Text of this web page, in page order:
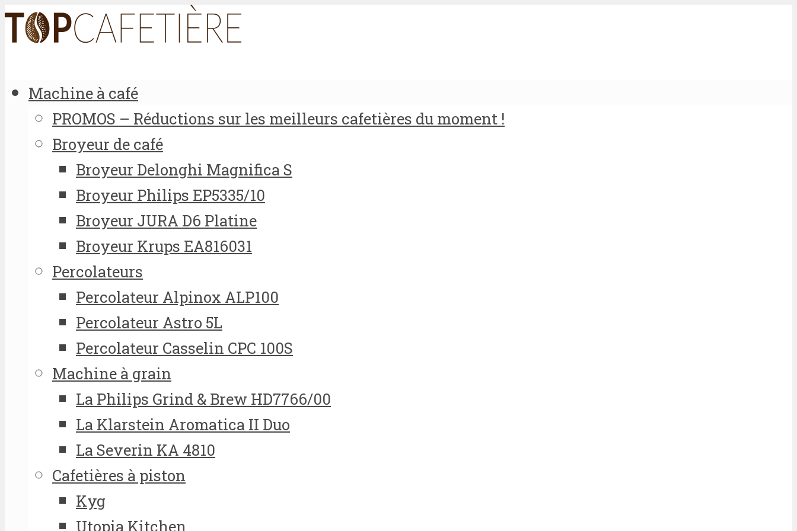
Machine à café
PROMOS – Réductions sur les meilleurs cafetières du moment !
Broyeur de café
Broyeur Delonghi Magnifica S
Broyeur Philips EP5335/10
Broyeur JURA D6 Platine
Broyeur Krups EA816031
Percolateurs
Percolateur Alpinox ALP100
Percolateur Astro 5L
Percolateur Casselin CPC 100S
Machine à grain
La Philips Grind & Brew HD7766/00
La Klarstein Aromatica II Duo
La Severin KA 4810
Cafetières à piston
Kyg
Utopia Kitchen